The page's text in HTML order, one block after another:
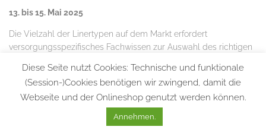
13. bis 15. Mai 2025
Die Vielzahl der Linertypen auf dem Markt erfordert
versorgungsspezifisches Fachwissen zur Auswahl des richtigen
Zielgruppe:Orthopädietechnikerinnen und Orthopädietechniker
Leitung:Jan Becker
Teilnehmerzahl:6 Personen
710,00 € zzgl. 110,00 € Materialpauschale
Diese Seite nutzt Cookies: Technische und funktionale
(Session-)Cookies benötigen wir zwingend, damit die
Webseite und der Onlineshop genutzt werden können.
Annehmen.